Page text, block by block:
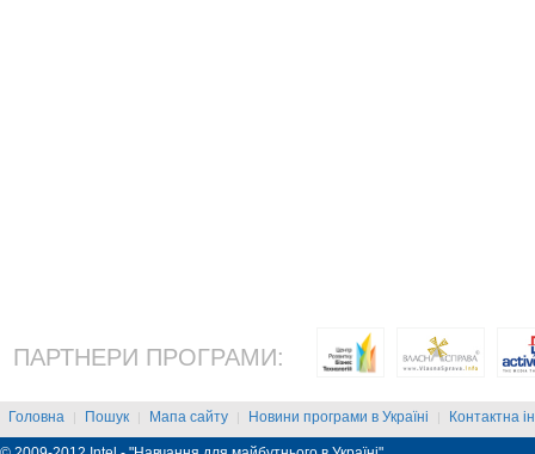
ПАРТНЕРИ ПРОГРАМИ:
Головна | Пошук | Мапа сайту | Новини програми в Україні | Контактна